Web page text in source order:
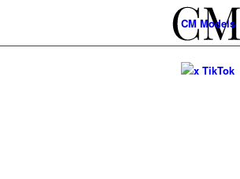
CMModels
x TikTok